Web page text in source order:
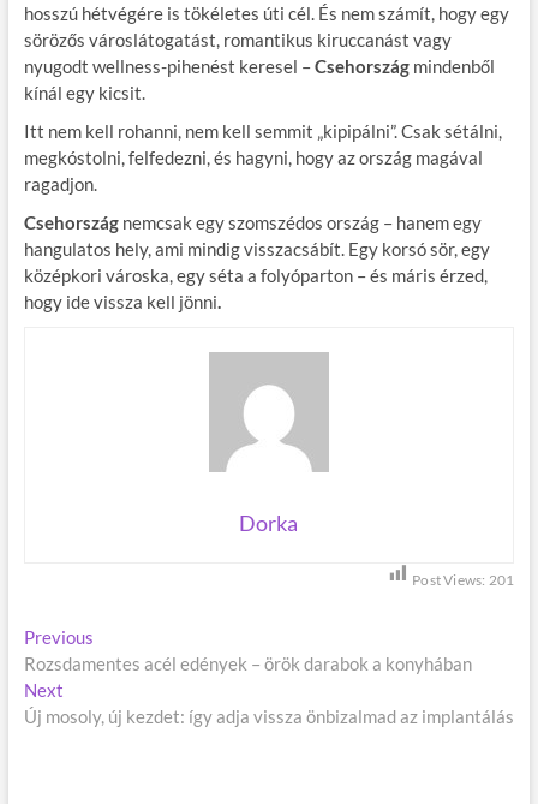
hosszú hétvégére is tökéletes úti cél. És nem számít, hogy egy
sörözős városlátogatást, romantikus kiruccanást vagy
nyugodt wellness-pihenést keresel –Csehországmindenből
kínál egy kicsit.
Itt nem kell rohanni, nem kell semmit „kipipálni”. Csak sétálni,
megkóstolni, felfedezni, és hagyni, hogy az ország magával
ragadjon.
Csehországnemcsak egy szomszédos ország – hanem egy
hangulatos hely, ami mindig visszacsábít. Egy korsó sör, egy
középkori városka, egy séta a folyóparton – és máris érzed,
hogy ide vissza kell jönni
Dorka
Post Views: 201
B
e
j
Previous
r
v
Rozsdamentes acél edények – örök darabok a konyhában
Next
e
Új mosoly, új kezdet: így adja vissza önbizalmad az implantálás